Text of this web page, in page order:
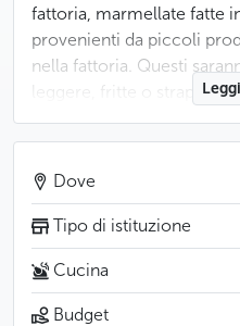
fattoria, marmellate fatte
provenienti da piccoli
nella fattoria. Questi
leggere, fritte o
Per gli altri pasti della
gourmet, il cui punto
alla mostarda, ma anche
con polenta al tartufo o il
accompagnato da cavolo
dei vini è decisamente
Dove
Tipo di istituzione
Cucina
Budget